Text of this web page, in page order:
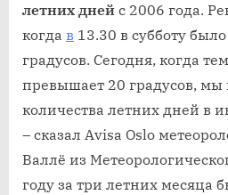
летних дней с 2006 года.
когда в 13.30 в субботу
градусов. Сегодня, когда
превышает 20 градусов, мы
количества летних дней в
– сказал Avisa Oslo
Валлё из
году за три летних месяца